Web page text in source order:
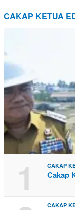
CAKAP KETUA
1 CAKAP
Cakap
CAKAP